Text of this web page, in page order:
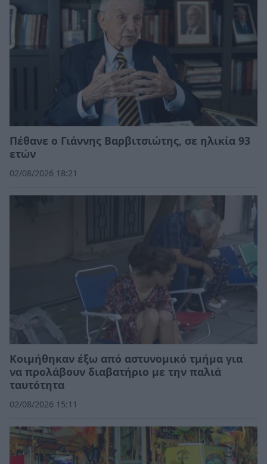
Πέθανε ο Γιάννης Βαρβιτσιώτης, σε ηλικία 93
ετών
02/08/2026 18:21
Κοιμήθηκαν έξω από αστυνομικό τμήμα για
να προλάβουν διαβατήριο με την παλιά
ταυτότητα
02/08/2026 15:11